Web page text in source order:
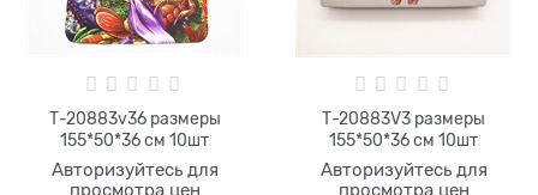
Т-20883v36 размеры
155*50*36 см 10шт
Авторизуйтесь для
просмотра цен
Т-20883V3 размеры
155*50*36 см 10шт
Авторизуйтесь для
просмотра цен